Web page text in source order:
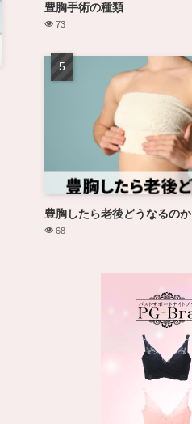
豊胸手術の種類
73
豊胸したら老後どうなるのか
68